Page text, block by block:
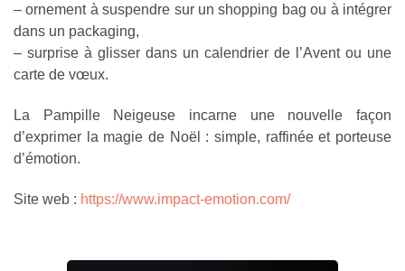
– ornement à suspendre sur un shopping bag ou à intégrer
dans un packaging,
– surprise à glisser dans un calendrier de l’Avent ou une
carte de vœux.
La Pampille Neigeuse incarne une nouvelle façon
d’exprimer la magie de Noël : simple, raffinée et porteuse
d’émotion.
Site web : https://www.impact-emotion.com/